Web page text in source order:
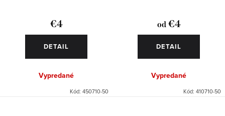
€4
DETAIL
Vypredané
Kód: 450710-50
od€4
DETAIL
Vypredané
Kód: 410710-50